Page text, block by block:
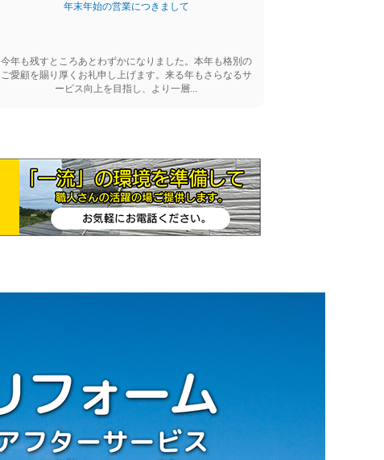
年末年始の営業につきまして
今年も残すところあとわずかになりました。本年も格別の
ご愛顧を賜り厚くお礼申し上げます。来る年もさらなるサ
ービス向上を目指し、より一層...